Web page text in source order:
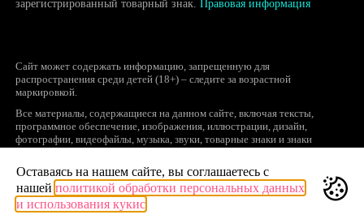
зарегистрированный товарный знак. Правовая информация
Сайт может содержать информацию, запрещенную для
распространения среди детей (18+) – следите за возрастной
маркировкой.
Все материалы, содержащиеся на данном сайте, включая тексты,
программное обеспечение, изображения, иллюстрации, дизайн,
фотографии, видеофайлы, музыка, звуки, товарные знаки и знаки
объектами интеллектуальной собственности, исключительные права на
использование которых принадлежат правообладателям.
Запрещается полное или частичное копирование и распространение (в
том числе, путем воспроизведения и размещения на других сайтах и
Оставаясь на нашем сайте, вы соглашаетесь с
нашей политикой обработки персональных данных
и использования кукис